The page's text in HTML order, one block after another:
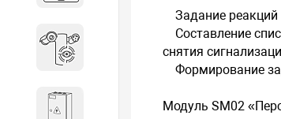
Системы охраны периметра
Системы электропитания
Задание реакций
Составление
снятия
Формирование
Модуль SM02